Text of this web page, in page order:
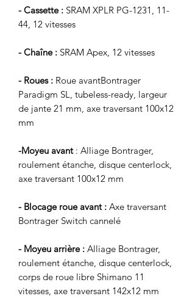
- Cassette : SRAM XPLR PG-1231, 11-
44, 12 vitesses
- Chaîne : SRAM Apex, 12 vitesses
- Roues : Roue avantBontrager
Paradigm SL, tubeless-ready, largeur
de jante 21 mm, axe traversant 100x12
mm
-Moyeu avant : Alliage Bontrager,
roulement étanche, disque centerlock,
axe traversant 100x12 mm
- Blocage roue avant : Axe traversant
Bontrager Switch cannelé
- Moyeu arrière : Alliage Bontrager,
roulement étanche, disque centerlock,
corps de roue libre Shimano 11
vitesses, axe traversant 142x12 mm